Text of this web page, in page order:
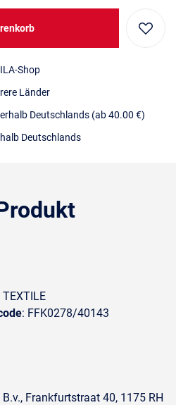
Shop
Länder
Deutschlands (ab 40.00 €)
Deutschlands
TEXTILE
: FFK0278/40143
Frankfurtstraat 40, 1175 RH